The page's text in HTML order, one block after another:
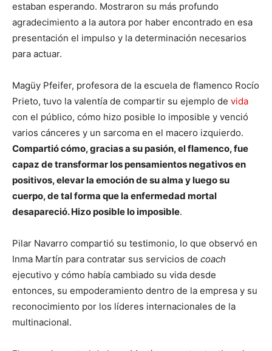
estaban esperando. Mostraron su más profundo
agradecimiento a la autora por haber encontrado en esa
presentación el impulso y la determinación necesarios
para actuar.
Magüy Pfeifer, profesora de la escuela de flamenco Rocío
Prieto, tuvo la valentía de compartir su ejemplo de vida
con el público, cómo hizo posible lo imposible y venció
varios cánceres y un sarcoma en el macero izquierdo.
Compartió cómo, gracias a su pasión, el flamenco, fue
capaz de transformar los pensamientos negativos en
positivos, elevar la emoción de su alma y luego su
cuerpo, de tal forma que la enfermedad mortal
desapareció. Hizo posible lo imposible.
Pilar Navarro compartió su testimonio, lo que observó en
Inma Martín para contratar sus servicios de coach
ejecutivo y cómo había cambiado su vida desde
entonces, su empoderamiento dentro de la empresa y su
reconocimiento por los líderes internacionales de la
multinacional.